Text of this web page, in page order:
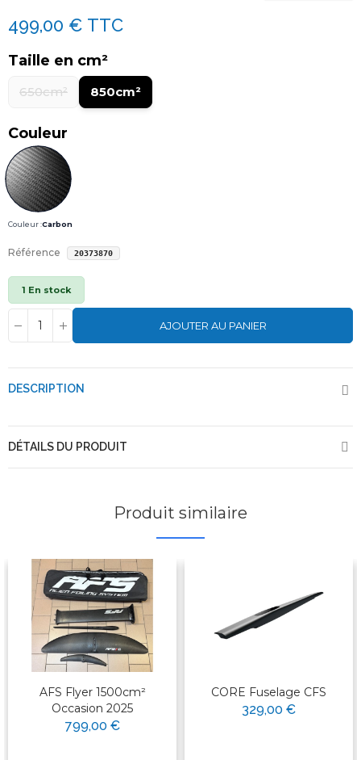
499,00 € TTC
Taille en cm²
650cm² 850cm²
Couleur
Couleur :Carbon
Référence 20373870
1 En stock
AJOUTER AU PANIER
DESCRIPTION
DÉTAILS DU PRODUIT
Produit similaire
AFS Flyer 1500cm²
Occasion 2025
799,00 €
CORE Fuselage CFS
329,00 €